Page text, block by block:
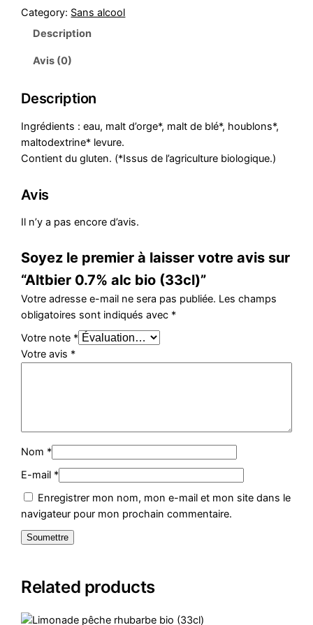
Category: Sans alcool
Description
Avis (0)
Description
Ingrédients : eau, malt d’orge*, malt de blé*, houblons*,
maltodextrine* levure.
Contient du gluten. (*Issus de l’agriculture biologique.)
Avis
Il n’y a pas encore d’avis.
Soyez le premier à laisser votre avis sur
“Altbier 0.7% alc bio (33cl)”
Votre adresse e-mail ne sera pas publiée. Les champs
obligatoires sont indiqués avec *
Votre note *
Votre avis *
Nom *
E-mail *
Enregistrer mon nom, mon e-mail et mon site dans le
navigateur pour mon prochain commentaire.
Related products